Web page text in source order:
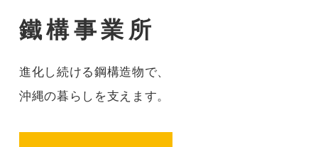
鐵構事業所
進化し続ける鋼構造物で、
沖縄の暮らしを支えます。